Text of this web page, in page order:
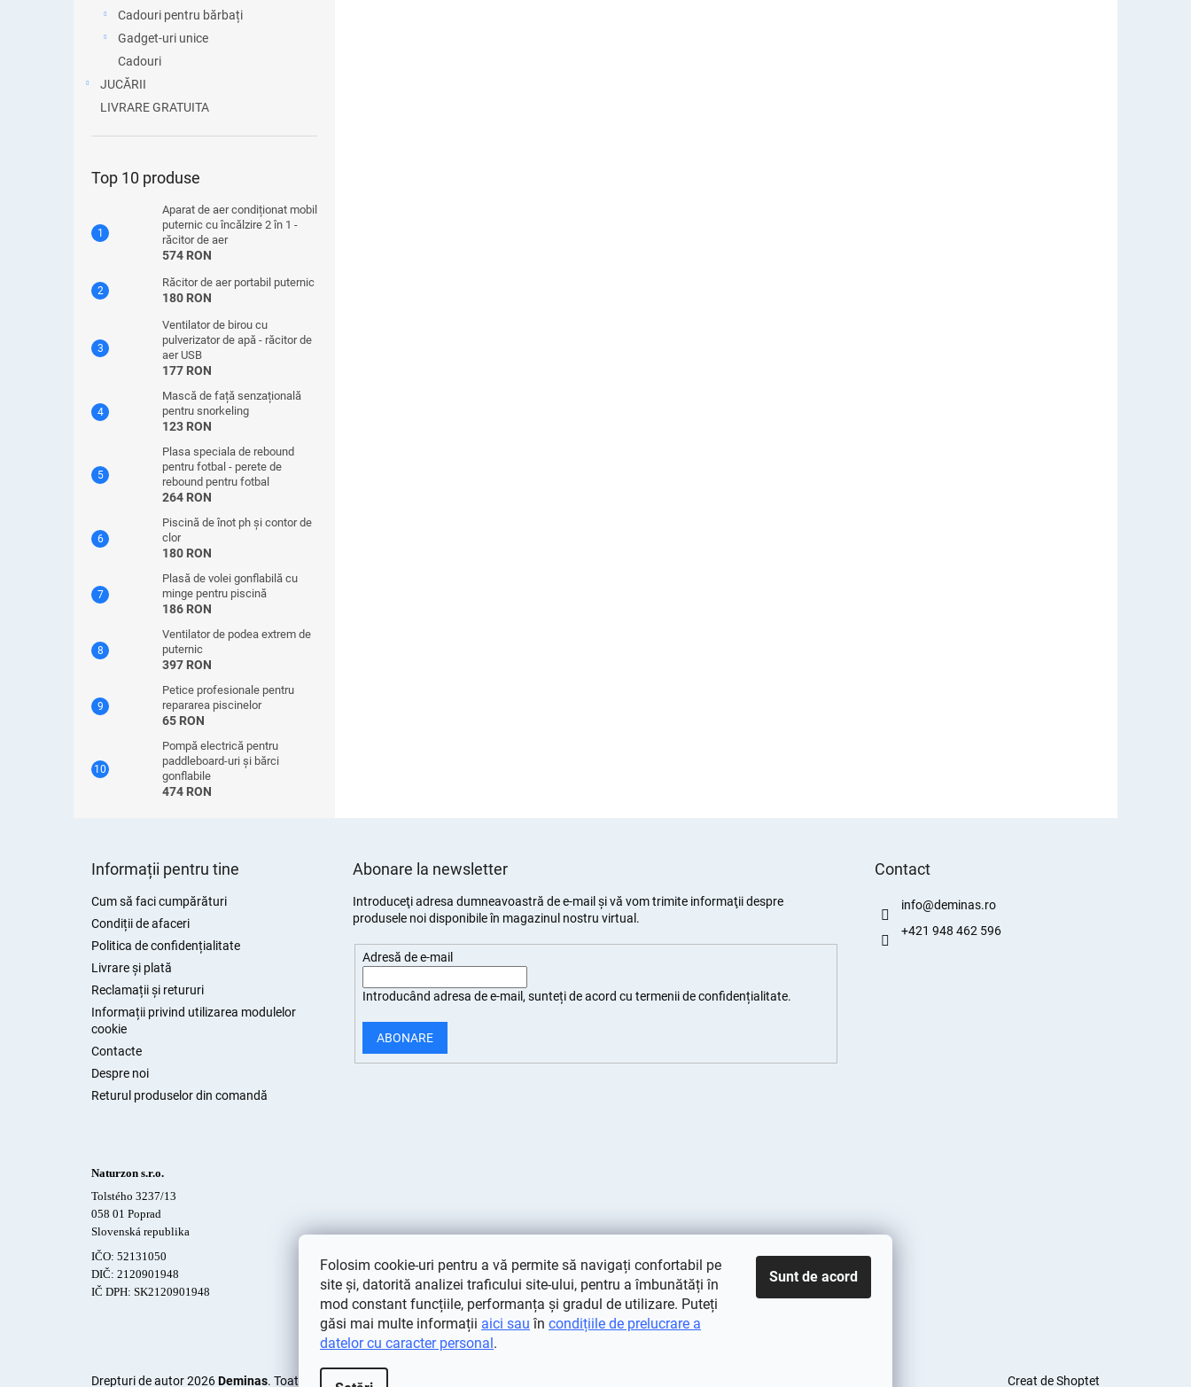
Folosim cookie-uri pentru a vă permite să navigați confortabil pe
site și, datorită analizei traficului site-ului, pentru a îmbunătăți în
mod constant funcțiile, performanța și gradul de utilizare. Puteți
găsi mai multe informații aici sau în condițiile de prelucrare a
datelor cu caracter personal.
Sunt de acord
Cadouri pentru bărbați
Gadget-uri unice
Cadouri
JUCĂRII
LIVRARE GRATUITA
Top 10 produse
Aparat de aer condiționat mobil
puternic cu încălzire 2 în 1 -
răcitor de aer
574 RON
Răcitor de aer portabil puternic
180 RON
Ventilator de birou cu
pulverizator de apă - răcitor de
aer USB
177 RON
Mască de față senzațională
pentru snorkeling
123 RON
Plasa speciala de rebound
pentru fotbal - perete de
rebound pentru fotbal
264 RON
Piscină de înot ph și contor de
clor
180 RON
Plasă de volei gonflabilă cu
minge pentru piscină
186 RON
Ventilator de podea extrem de
puternic
397 RON
Petice profesionale pentru
repararea piscinelor
65 RON
Pompă electrică pentru
paddleboard-uri și bărci
gonflabile
474 RON
Informații pentru tine
Cum să faci cumpărături
Condiții de afaceri
Politica de confidențialitate
Livrare și plată
Reclamații și retururi
Informații privind utilizarea modulelor
cookie
Contacte
Despre noi
Returul produselor din comandă
Abonare la newsletter
Introduceţi adresa dumneavoastră de e-mail şi vă vom trimite informaţii despre
produsele noi disponibile în magazinul nostru virtual.
Adresă de e-mail
Introducând adresa de e-mail, sunteți deacord cu termenii de confidențialitate.
ABONARE
Contact
info@deminas.ro
+421 948 462 596
Naturzon s.r.o.
Tolstého 3237/13
058 01 Poprad
Slovenská republika
IČO: 52131050
DIČ: 2120901948
IČ DPH: SK2120901948
Creat de Shoptet
Drepturi de autor 2026Deminas. Toate drepturile rezervate.